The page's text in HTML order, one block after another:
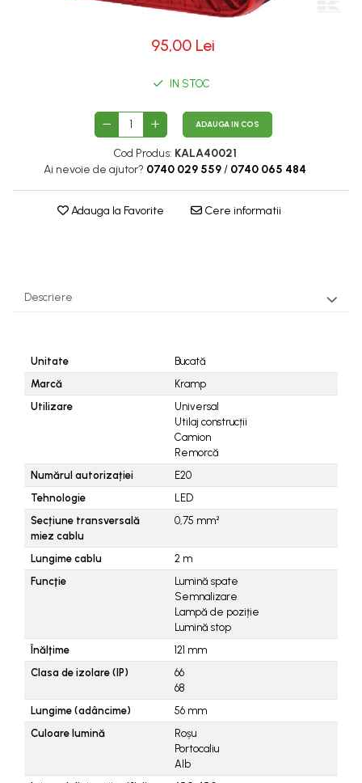
Gradina si padure
Piese instalatii erbicidat
Piese si accesorii remorci
Cuple si bolturi
Diverse
Ocheti remorcare
Belarus
Fiat
Ford
Lamborghini
Massey Ferguson
New Holland
UTB
Piese utilaje agricole
Piese cositoare
Piese cultivator
Piese disc
95,00 Lei
IN STOC
ADAUGA IN COS
Cod Produs: KALA40021
Ai nevoie de ajutor? 0740 029 559/ 0740 065 484
Adauga la Favorite Cere informatii
Descriere
Unitate
Bucată
Marcă
Kramp
Utilizare
Universal
Utilaj construcții
Camion
Remorcă
Numărul autorizației
E20
Tehnologie
LED
Secțiune transversală
miez cablu
0,75 mm²
Lungime cablu 2 m
Funcţie
Lumină spate
Semnalizare
Lampă de poziție
Lumină stop
Înălţime
121 mm
Clasa de izolare (IP)
66
68
Lungime (adâncime)
56 mm
Culoare lumină
Roșu
Portocaliu
Alb